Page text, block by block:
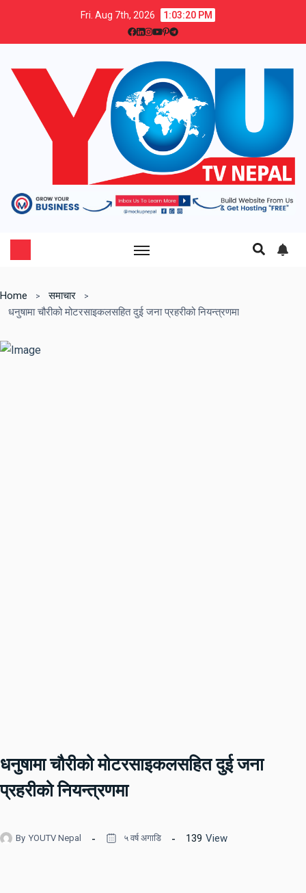
Fri. Aug 7th, 2026 1:03:21 PM
Home
समाचार
धनुषामा चौरीको मोटरसाइकलसहित दुई जना प्रहरीको नियन्त्रणमा
धनुषामा चौरीको मोटरसाइकलसहित दुई जना
प्रहरीको नियन्त्रणमा
By YOUTV Nepal ५ वर्ष अगाडि 139 View